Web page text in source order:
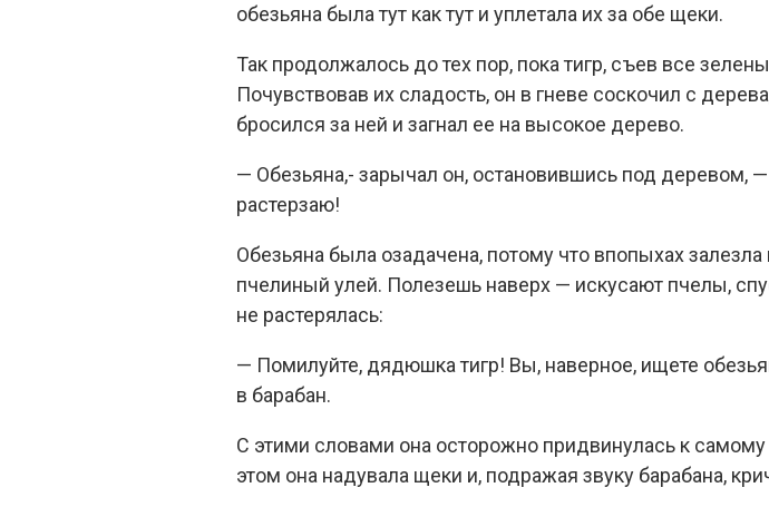
обезьяна была тут как тут и уплетала их за обе щеки.
Так продолжалось до тех пор, пока тигр, съев все
Почувствовав их сладость, он в гневе соскочил с
бросился за ней и загнал ее на высокое дерево.
— Обезьяна,- зарычал он, остановившись под деревом,
растерзаю!
Обезьяна была озадачена, потому что впопыхах
пчелиный улей. Полезешь наверх — искусают пчелы,
не растерялась:
— Помилуйте, дядюшка тигр! Вы, наверное, ищете
в барабан.
С этими словами она осторожно придвинулась к
этом она надувала щеки и, подражая звуку барабана,